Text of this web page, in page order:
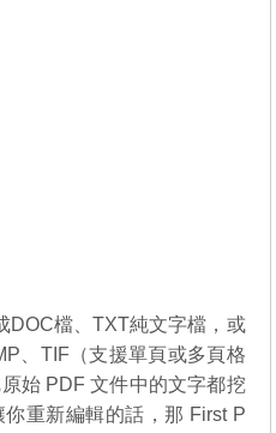
DOC檔、TXT純文字檔，或
、TIF（支援單頁或多頁格
始 PDF 文件中的文字都挖
重新編輯的話，那 First P